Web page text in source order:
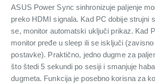
ASUS Power Sync sinhronizuje paljenje
preko HDMI signala. Kad PC dobije strujni
se, monitor automatski uključi prikaz. Kad
monitor pređe u sleep ili se isključi
postavke). Praktično, jedno dugme za
što štedi 5 sekundi po sesiji i smanjuje
dugmeta. Funkcija je posebno korisna za